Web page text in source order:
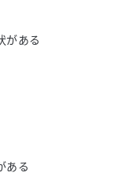
がある
ある